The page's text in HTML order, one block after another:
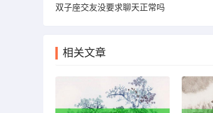
双子座交友没要求聊天正常吗
相关文章